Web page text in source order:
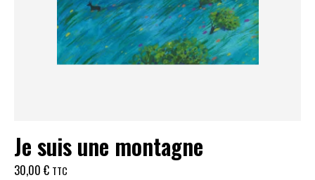
Je suis une montagne
30,00 € TTC